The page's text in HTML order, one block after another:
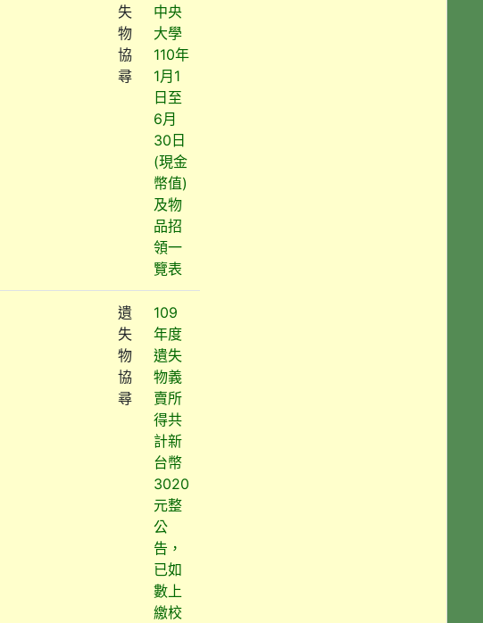
失
物
協
尋
中央
大學
110年
1月1
日至
6月
30日
(現金
幣值)
及物
品招
領一
覽表
遺
失
物
協
尋
109
年度
遺失
物義
賣所
得共
計新
台幣
3020
元整
公
告，
已如
數上
繳校